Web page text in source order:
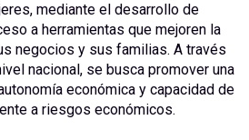
mediante el desarrollo de
a herramientas que mejoren la
negocios y sus familias. A través
nacional, se busca promover una
económica y capacidad de
a riesgos económicos.